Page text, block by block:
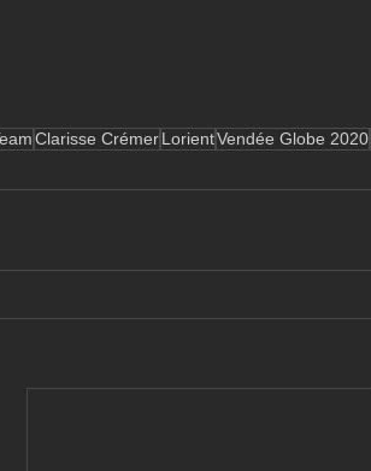
Clarisse CrémerLorientVendée Globe 2020